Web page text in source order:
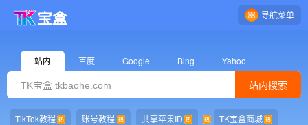
导航菜单
站内 百度 Google Bing Yahoo
站内搜索
TikTok教程 账号教程 共享苹果ID TK宝盒商城